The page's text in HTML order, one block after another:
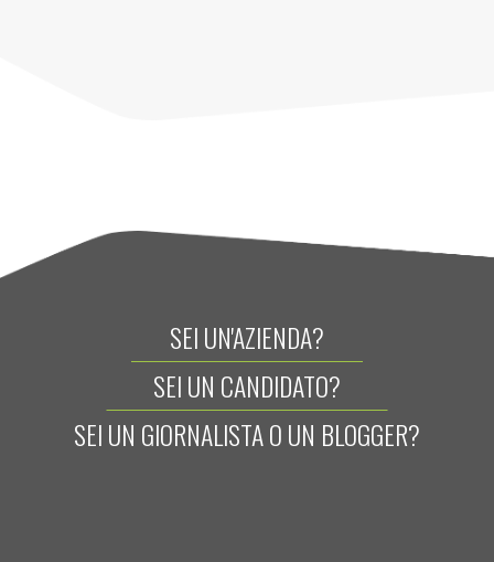
SEI UN'AZIENDA?
SEI UN CANDIDATO?
SEI UN GIORNALISTA O UN BLOGGER?